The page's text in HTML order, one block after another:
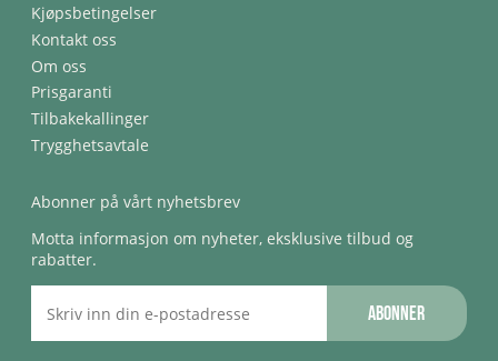
Kjøpsbetingelser
Kontakt oss
Om oss
Prisgaranti
Tilbakekallinger
Trygghetsavtale
Abonner på vårt nyhetsbrev
Motta informasjon om nyheter, eksklusive tilbud og
rabatter.
Abonner